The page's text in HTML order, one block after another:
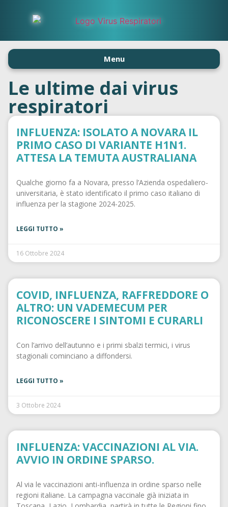
Menu
Le ultime dai virus
respiratori
INFLUENZA: ISOLATO A NOVARA IL
PRIMO CASO DI VARIANTE H1N1.
ATTESA LA TEMUTA AUSTRALIANA
Qualche giorno fa a Novara, presso l’Azienda ospedaliero-
universitaria, è stato identificato il primo caso italiano di
influenza per la stagione 2024-2025.
LEGGI TUTTO »
16 Ottobre 2024
COVID, INFLUENZA, RAFFREDDORE O
ALTRO: UN VADEMECUM PER
RICONOSCERE I SINTOMI E CURARLI
Con l’arrivo dell’autunno e i primi sbalzi termici, i virus
stagionali cominciano a diffondersi.
LEGGI TUTTO »
3 Ottobre 2024
INFLUENZA: VACCINAZIONI AL VIA.
AVVIO IN ORDINE SPARSO.
Al via le vaccinazioni anti-influenza in ordine sparso nelle
regioni italiane. La campagna vaccinale già iniziata in